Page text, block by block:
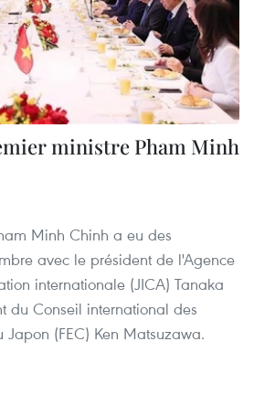
ministre Pham Minh
Minh Chinh a eu des
avec le président de l'Agence
internationale (JICA) Tanaka
du Conseil international des
(FEC) Ken Matsuzawa.